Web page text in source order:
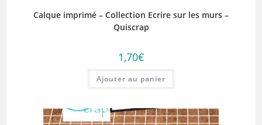
Calque imprimé – Collection Ecrire sur les murs –
Quiscrap
1,70€
Ajouter au panier